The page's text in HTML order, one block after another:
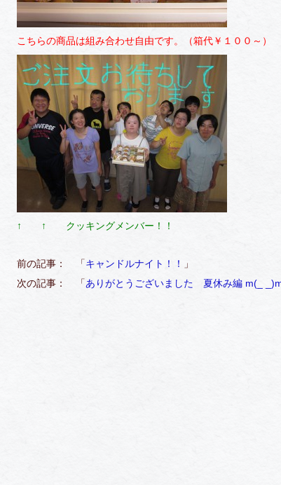
こちらの商品は組み合わせ自由です。（箱代￥１００～）
↑ ↑ クッキングメンバー！！
前の記事： 「キャンドルナイト！！
」
次の記事： 「ありがとうございました 夏休み編 m(_